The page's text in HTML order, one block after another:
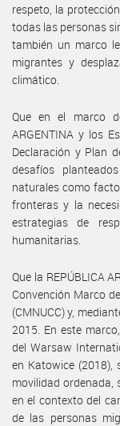
respeto, la
todas las personas
también un marco
migrantes y
climático.
Que en el marco
ARGENTINA y los
Declaración y Plan
desafíos
naturales como
fronteras y la
estrategias de
humanitarias.
Que la REPÚBLICA
Convención Marco
(CMNUCC) y,
2015. En este
del Warsaw
en Katowice
movilidad ordenada,
en el contexto del
de las personas